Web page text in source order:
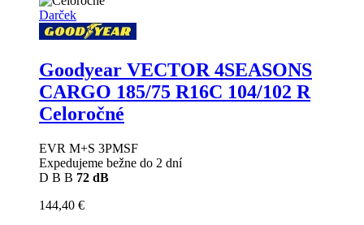
Darček
Goodyear VECTOR 4SEASONS
CARGO 185/75 R16C 104/102 R
Celoročné
EVR M+S 3PMSF
Expedujeme bežne do 2 dní
D B B 72 dB
144,40 €